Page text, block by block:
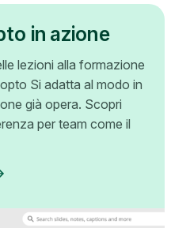
in azione
lezioni alla formazione
Si adatta al modo in
già opera. Scopri
per team come il